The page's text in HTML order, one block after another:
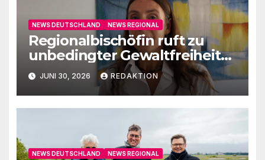
NEWS DEUTSCHLAND NEWS REGIONAL
Regionalbischöfin ruft zu
unbedingter Gewaltfreiheit
aufJUNI 30, 2026 REDAKTION
NEWS DEUTSCHLAND NEWS REGIONAL